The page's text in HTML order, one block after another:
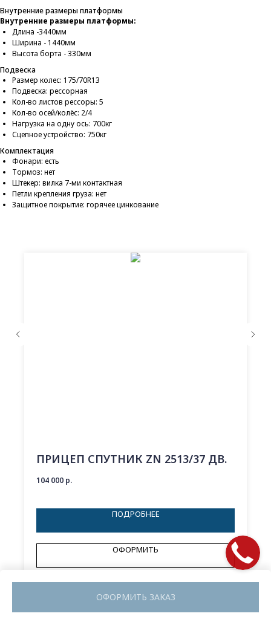
ОФОРМИТЬ ЗАКАЗ
Внутренние размеры платформы
Внутренние размеры платформы:
Длина -3440мм
Ширина - 1440мм
Высота борта - 330мм
Подвеска
Размер колес: 175/70R13
Подвеска: рессорная
Кол-во листов рессоры: 5
Кол-во осей/колёс: 2/4
Нагрузка на одну ось: 700кг
Сцепное устройство: 750кг
Комплектация
Фонари: есть
Тормоз: нет
Штекер: вилка 7-ми контактная
Петли крепления груза: нет
Защитное покрытие: горячее цинкование
ПРИЦЕП СПУТНИК ZN 2513/37 ДВ.
104 000 р.
ПОДРОБНЕЕ
ОФОРМИТЬ